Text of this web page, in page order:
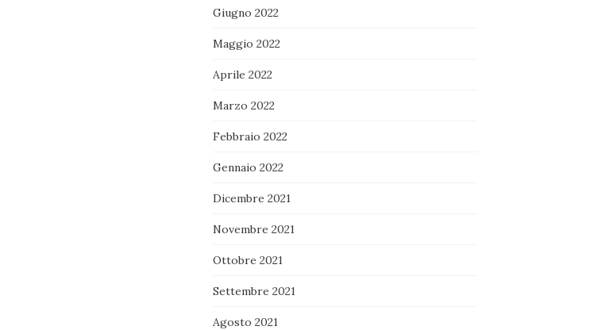
Giugno 2022
Maggio 2022
Aprile 2022
Marzo 2022
Febbraio 2022
Gennaio 2022
Dicembre 2021
Novembre 2021
Ottobre 2021
Settembre 2021
Agosto 2021